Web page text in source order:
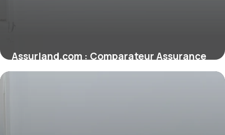
Assurland.com : Comparateur Assurance
Pro